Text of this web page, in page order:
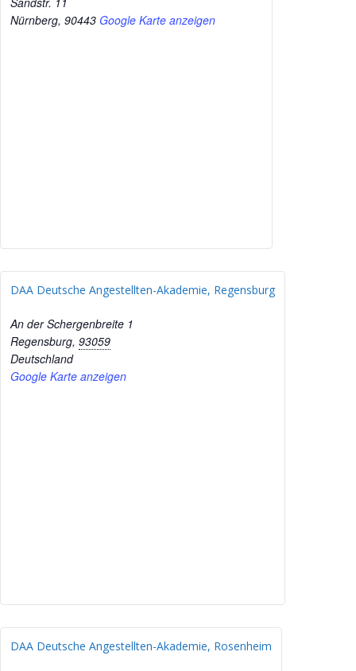
Nürnberg, 90443 Google Karte anzeigen
DAA Deutsche Angestellten-Akademie, Regensburg
An der Schergenbreite 1
Regensburg, 93059
Deutschland
Google Karte anzeigen
DAA Deutsche Angestellten-Akademie, Rosenheim